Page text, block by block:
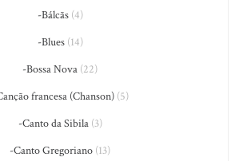
-Bálcãs(4)
-Blues(14)
-Bossa Nova (22)
francesa (Chanson)(5)
-Canto da Sibila(3)
-Canto Gregoriano (13)